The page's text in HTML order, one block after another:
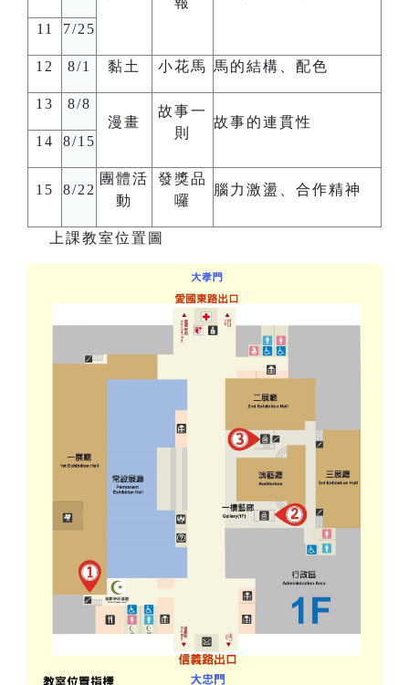
11 7/25
12 8/1 黏土 小花馬 馬的結構、配色
13
8/8
漫畫
故事一
則
故事的連貫性
14
8/15
15 8/22
團體活
動
發獎品
囉
腦力激盪、合作精神
上課教室位置圖